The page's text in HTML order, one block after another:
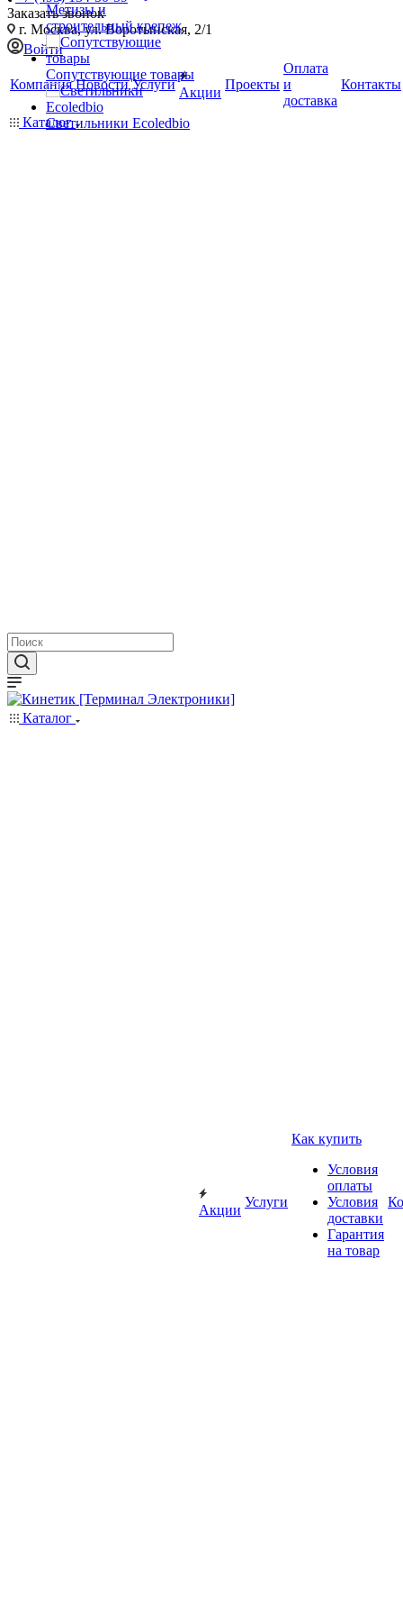
Заказать звонок
г. Москва, ул. Воротынская, 2/1
Войти
Компания Новости Услуги
Акции
Проекты
Оплата
и
доставка
Контакты
Каталог
Каталог
Метизы и
строительный крепеж
Сопутствующие товары
Светильники Ecoledbio
Акции
Услуги
Как купить
Условия
оплаты
Условия
доставки
Гарантия
на товар